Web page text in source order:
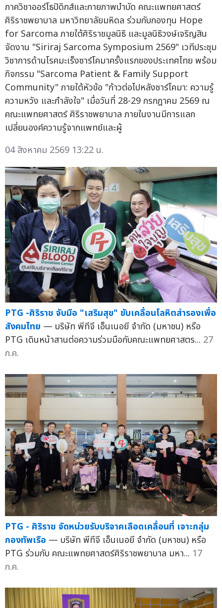
ภาควิชาออร์โธปิดิกส์และกายภาพบำบัด คณะแพทยศาสตร์
ศิริราชพยาบาล มหาวิทยาลัยมหิดล ร่วมกับกองทุน Hope
for Sarcoma ภายใต้ศิริราชมูลนิธิ และมูลนิธิวงษ์เจริญสิน
จัดงาน "Siriraj Sarcoma Symposium 2569" เวทีประชุม
วิชาการด้านโรคมะเร็งซาร์โคมาครั้งแรกของประเทศไทย พร้อม
กิจกรรม "Sarcoma Patient & Family Support
Community" ภายใต้หัวข้อ "ก้าวต่อไปหลังซาร์โคมา: ความรู้
ความหวัง และกำลังใจ" เมื่อวันที่ 28-29 กรกฎาคม 2569 ณ
คณะแพทยศาสตร์ ศิริราชพยาบาล ภายในงานมีการแลก
เปลี่ยนองค์ความรู้จากแพทย์และผู้
04 สิงหาคม 2569 13:22 น.
PTG -ศิริราช จับมือ "เสริมสุข" ขับเคลื่อนโลหิตสำรองเพื่อ
สังคมไทย — บริษัท พีทีจี เอ็นเนอยี จำกัด (มหาชน) หรือ
PTG เดินหน้าสานต่อความร่วมมือกับคณะแพทยศาสตร... 27
ก.ค.
PTG - ศิริราช จัดหน่วยรับบริจาคเลือดเคลื่อนที่ เจาะกลุ่ม
กองทัพเรือ — บริษัท พีทีจี เอ็นเนอยี จำกัด (มหาชน) หรือ
PTG ร่วมกับ คณะแพทยศาสตร์ศิริราชพยาบาล มหา... 17
ก.ค.